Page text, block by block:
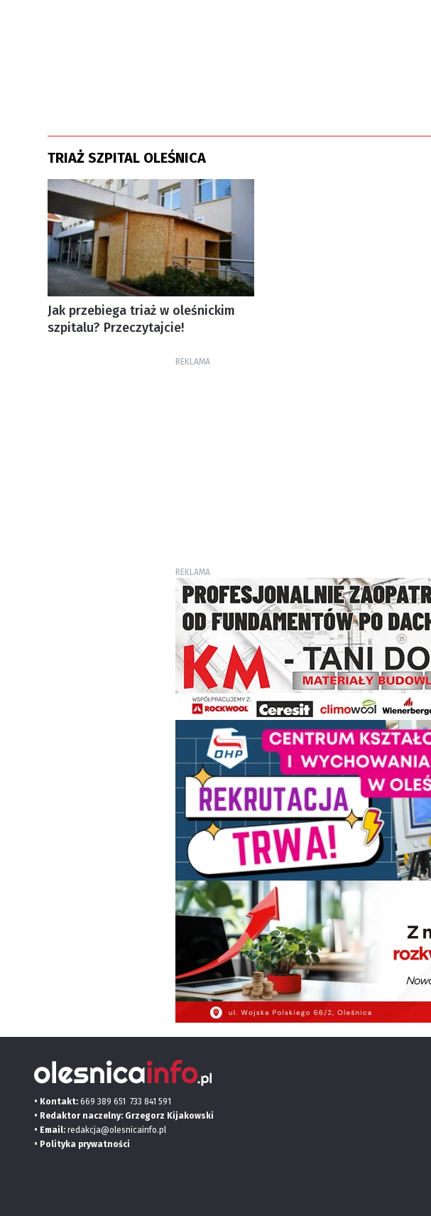
TRIAŻ SZPITAL OLEŚNICA
Jak przebiega triaż w oleśnickim
szpitalu? Przeczytajcie!
REKLAMA
REKLAMA
• Kontakt: 669 389 651 733 841 591
• Redaktor naczelny: Grzegorz Kijakowski
• Email: redakcja@olesnicainfo.pl
• Polityka prywatności